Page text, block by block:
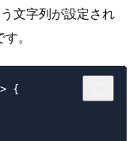
文字列が設定され
。
{